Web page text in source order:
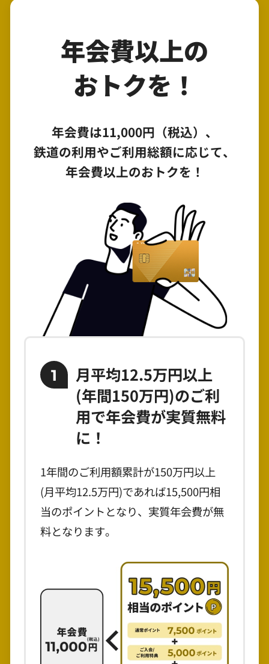
年会費以上の
おトクを！
年会費は11,000円（税込）、
鉄道の利用やご利用総額に応じて、
年会費以上のおトクを！
1
月平均12.5万円以上
(年間150万円)のご利
用で年会費が実質無料
に！
1年間のご利用額累計が150万円以上
(月平均12.5万円)であれば15,500円相
当のポイントとなり、実質年会費が無
料となります。